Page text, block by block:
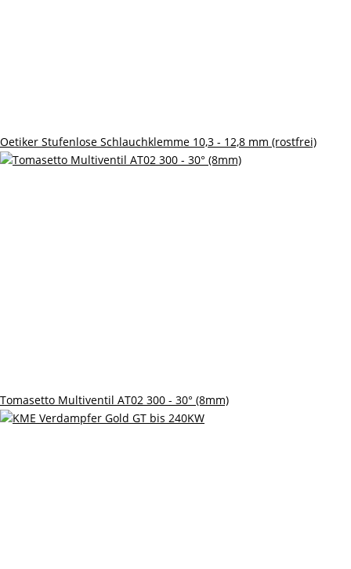
Oetiker Stufenlose Schlauchklemme 10,3 - 12,8 mm (rostfrei)
Tomasetto Multiventil AT02 300 - 30° (8mm)